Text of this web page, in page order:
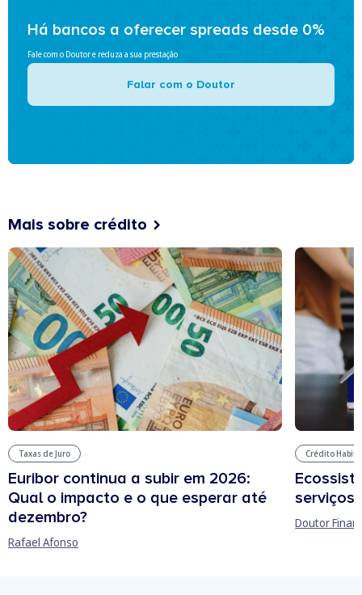
Há bancos a oferecer spreads desde 0%
Fale com o Doutor e reduza a sua prestação
Falar com o Doutor
Mais sobre crédito
Taxas de Juro
Euribor continua a subir em 2026:
Qual o impacto e o que esperar até
dezembro?
Rafael Afonso
Crédito
serviços
Doutor